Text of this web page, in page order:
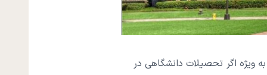
اگر تحصیلات دانشگاهی در